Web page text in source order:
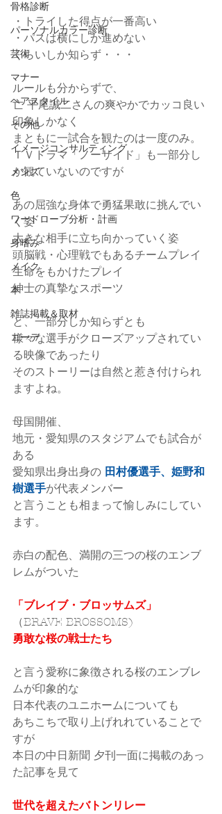
骨格診断
パーソナルカラー診断
芸術
マナー
ヘアスタイル
その他
イメージコンサルティング
メンズ
色
ワードローブ分析・計画
身嗜み
メイク
本
雑誌掲載＆取材
コーデ
・トライした得点が一番高い
・パスは横にしか進めない
くらいしか知らず・・・
ルールも分からずで、
亡 平尾誠二さんの爽やかでカッコ良い
印象しかなく
まともに一試合を観たのは一度のみ。
ＴＶドラマ「ノーサイド」も一部分し
か観ていないのですが
あの屈強な身体で勇猛果敢に挑んでい
く姿
大きな相手に立ち向かっていく姿
頭脳戦・心理戦でもあるチームプレイ
生命をもかけたプレイ
紳士の真摯なスポーツ
と、一部分しか知らずとも
様々な選手がクローズアップされてい
る映像であったり
そのストーリーは自然と惹き付けられ
ますよね。
母国開催、
地元・愛知県のスタジアムでも試合が
ある
愛知県出身出身の 田村優選手、姫野和
樹選手が代表メンバー
と言うことも相まって愉しみにしてい
ます。
赤白の配色、満開の三つの桜のエンブ
レムがついた
「ブレイブ・ブロッサムズ」
（BRAVE BROSSOMS)
勇敢な桜の戦士たち
と言う愛称に象徴される桜のエンブレ
ムが印象的な
日本代表のユニホームについても
あちこちで取り上げれれていることで
すが
本日の中日新聞 夕刊一面に掲載のあっ
た記事を見て
世代を超えたバトンリレー